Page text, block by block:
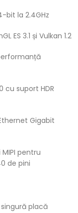
bit la 2.4GHz
ES 3.1 și Vulkan 1.2
cu suport HDR
Gigabit
pentru
de pini
singură placă